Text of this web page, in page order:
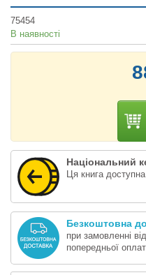
75454
В наявності
Національний
Ця книга
Безкоштовна
при замовленні
попередньої